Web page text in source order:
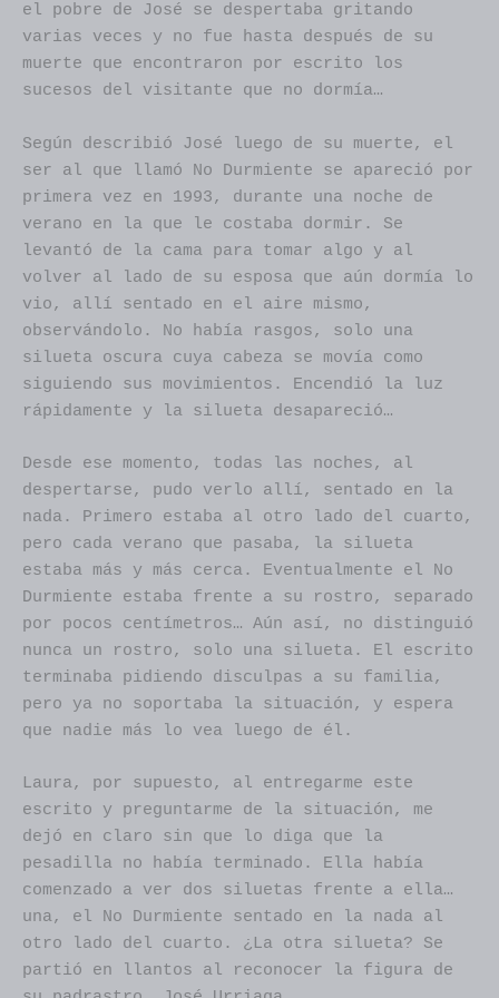
el pobre de José se despertaba gritando
varias veces y no fue hasta después de su
muerte que encontraron por escrito los
sucesos del visitante que no dormía…
Según describió José luego de su muerte, el
ser al que llamó No Durmiente se apareció por
primera vez en 1993, durante una noche de
verano en la que le costaba dormir. Se
levantó de la cama para tomar algo y al
volver al lado de su esposa que aún dormía lo
vio, allí sentado en el aire mismo,
observándolo. No había rasgos, solo una
silueta oscura cuya cabeza se movía como
siguiendo sus movimientos. Encendió la luz
rápidamente y la silueta desapareció…
Desde ese momento, todas las noches, al
despertarse, pudo verlo allí, sentado en la
nada. Primero estaba al otro lado del cuarto,
pero cada verano que pasaba, la silueta
estaba más y más cerca. Eventualmente el No
Durmiente estaba frente a su rostro, separado
por pocos centímetros… Aún así, no distinguió
nunca un rostro, solo una silueta. El escrito
terminaba pidiendo disculpas a su familia,
pero ya no soportaba la situación, y espera
que nadie más lo vea luego de él.
Laura, por supuesto, al entregarme este
escrito y preguntarme de la situación, me
dejó en claro sin que lo diga que la
pesadilla no había terminado. Ella había
comenzado a ver dos siluetas frente a ella…
una, el No Durmiente sentado en la nada al
otro lado del cuarto. ¿La otra silueta? Se
partió en llantos al reconocer la figura de